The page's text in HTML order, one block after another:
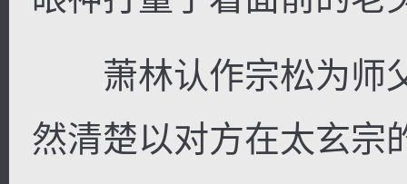
萧林认作宗松为师
然清楚以对方在太玄宗